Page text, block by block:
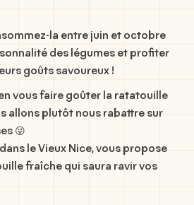
la entre juin et octobre
des légumes et profiter
goûts savoureux !
vous faire goûter la ratatouille
allons plutôt nous rabattre sur
😜
le Vieux Nice, vous propose
fraîche qui saura ravir vos